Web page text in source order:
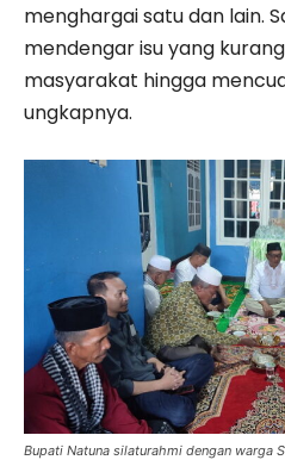
menghargai satu dan lain.
mendengar isu yang
masyarakat hingga
ungkapnya.
Bupati Natuna silaturahmi dengan warga